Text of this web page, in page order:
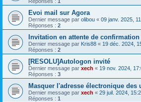
Evoi mail sur Agora
Dernier message par olibou « 09 janv. 2025,
Réponses : 2
Invitation en attente de confirmation
Dernier message par Kris88 « 19 déc. 2024,
Réponses : 2
[RESOLU]Autologon invité
Dernier message par xech « 19 nov. 2024,
Réponses : 3
Masquer l'adresse électronique des
Dernier message par xech « 29 juil. 2024,
Réponses : 1